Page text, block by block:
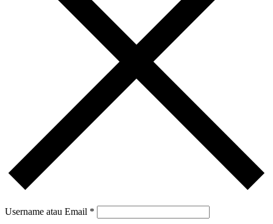
Username atau Email *